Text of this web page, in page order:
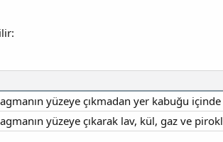
yüzeye çıkmadan yer kabuğu içinde
yüzeye çıkarak lav, kül, gaz ve